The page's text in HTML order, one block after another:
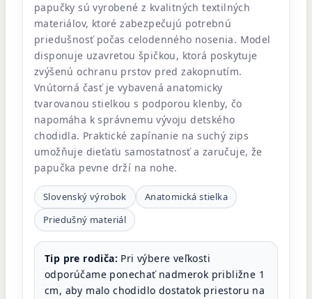
papučky sú vyrobené z kvalitných textilných
materiálov, ktoré zabezpečujú potrebnú
priedušnosť počas celodenného nosenia. Model
disponuje uzavretou špičkou, ktorá poskytuje
zvýšenú ochranu prstov pred zakopnutím.
Vnútorná časť je vybavená anatomicky
tvarovanou stielkou s podporou klenby, čo
napomáha k správnemu vývoju detského
chodidla. Praktické zapínanie na suchý zips
umožňuje dieťaťu samostatnosť a zaručuje, že
papučka pevne drží na nohe.
Slovenský výrobok
Anatomická stielka
Priedušný materiál
Tip pre rodiča: Pri výbere veľkosti
odporúčame ponechať nadmerok približne 1
cm, aby malo chodidlo dostatok priestoru na